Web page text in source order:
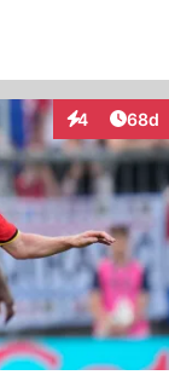
4
Interaktionen
68d